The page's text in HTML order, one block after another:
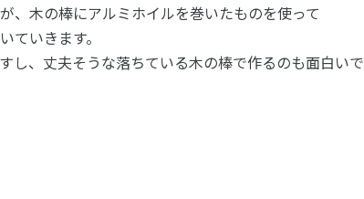
、木の棒にアルミホイルを巻いたものを使って
ていきます。
し、丈夫そうな落ちている木の棒で作るのも面白いで